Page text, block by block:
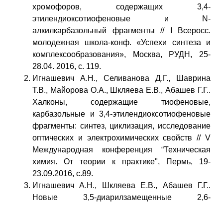
хромофоров, содержащих 3,4-
этилендиоксотиофеновые и N-
алкилкарбазольный фрагменты // I Всеросс.
молодежная школа-конф. «Успехи синтеза и
комплексообразования», Москва, РУДН, 25-
28.04. 2016, с. 119.
Игнашевич А.Н., Селиванова Д.Г., Шаврина
Т.В., Майорова О.А., Шкляева Е.В., Абашев Г.Г..
Халконы, содержащие тиофеновые,
карбазольные и 3,4-этилендиоксотиофеновые
фрагменты: синтез, циклизация, исследование
оптических и электрохимических свойств // V
Международная конференция “Техническая
химия. От теории к практике", Пермь, 19-
23.09.2016, с.89.
Игнашевич А.Н., Шкляева Е.В., Абашев Г.Г..
Новые 3,5-диарилзамещенные 2,6-